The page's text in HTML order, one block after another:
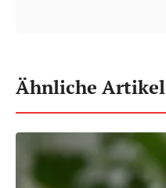
Ähnliche Artikel